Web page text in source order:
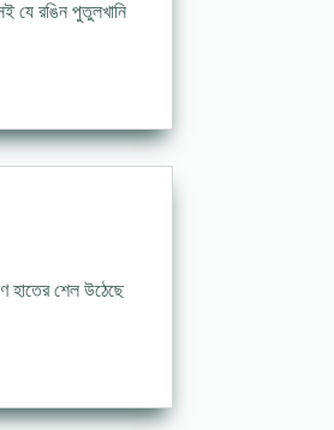
যে রঙিন পুতুলখানি
হাতের শেল উঠেছে